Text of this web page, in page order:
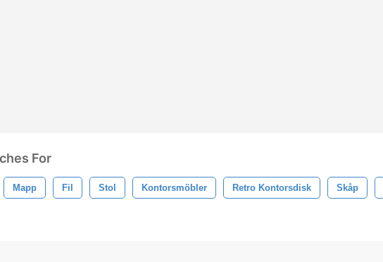
For
Mapp Fil Stol Kontorsmöbler Retro Kontorsdisk Skåp